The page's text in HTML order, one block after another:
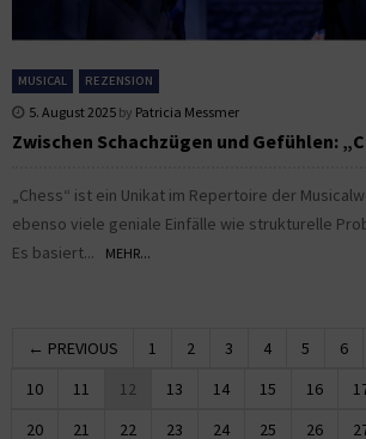
MUSICAL REZENSION
5. August 2025 by Patricia Messmer
Zwischen Schachzügen und Gefühlen:
„Chess“ ist ein Unikat im Repertoire der
ebenso viele geniale Einfälle wie strukturelle
Es basiert...
MEHR...
← PREVIOUS 1 2 3 4 5 6
10
11 12 13 14 15 16
20
21 22 23 24 25 26